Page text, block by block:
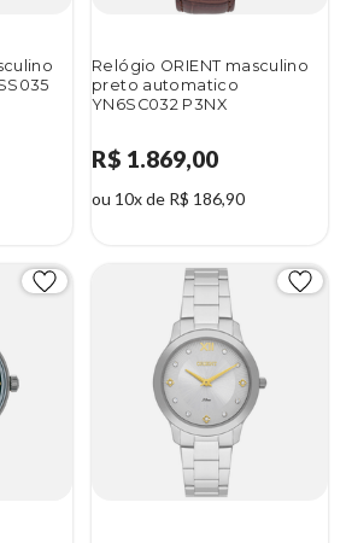
Relógio ORIENT masculino
preto automatico
YN6SC032 P3NX
R$ 1.869,00
ou 10x de R$ 186,90